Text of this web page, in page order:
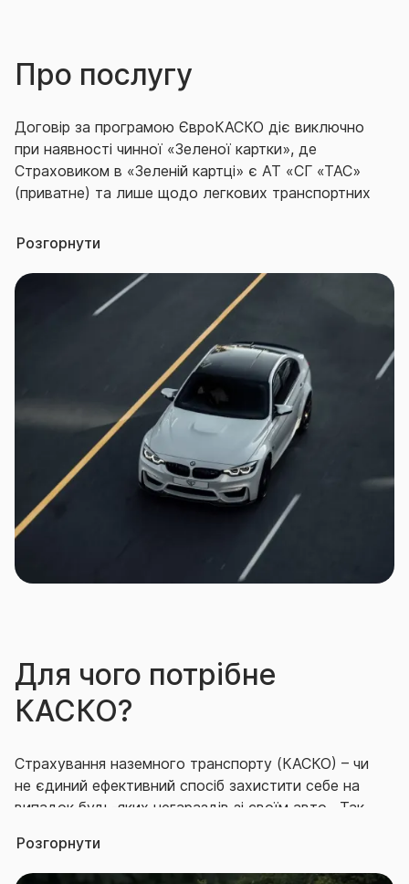
Про послугу
Договір за програмою ЄвроКАСКО діє виключно
при наявності чинної «Зеленої картки», де
Страховиком в «Зеленій картці» є АТ «СГ «ТАС»
(приватне) та лише щодо легкових транспортних
України.
випадків, що передбачені у страховому продукті:
програма «ЄвроКАСКО»: «ДТП з вини», тобто
зіткнення ТЗ з іншим (іншими) механічним (-и)
транспортним (-и) зсобом (-ами), в результаті якого
нстає цивільно- правова відповідальність (в.т.ч.
часткова) особи, відповідальність якої
застрахована за «Зеленою карткою».
Страховим випадком є відшкодування
Страхувальнику (іншій особі, визначеній Договором
страхування або на підставі законодавства) збитку,
понесеного ним (нею) у зв’язку з пошкодженням,
знищенням ТЗ внаслідок настання страхового
ризику «ДТП з вини».
Розгорнути
Для чого потрібне
КАСКО?
Страхування наземного транспорту (КАСКО) – чи
не єдиний ефективний спосіб захистити себе на
випадок будь-яких негараздів зі своїм авто. Так,
викрадення, пошкодження внаслідок ДТП, пожежі,
вибуху, стихійного лиха, протиправних дій третіх
Розгорнути